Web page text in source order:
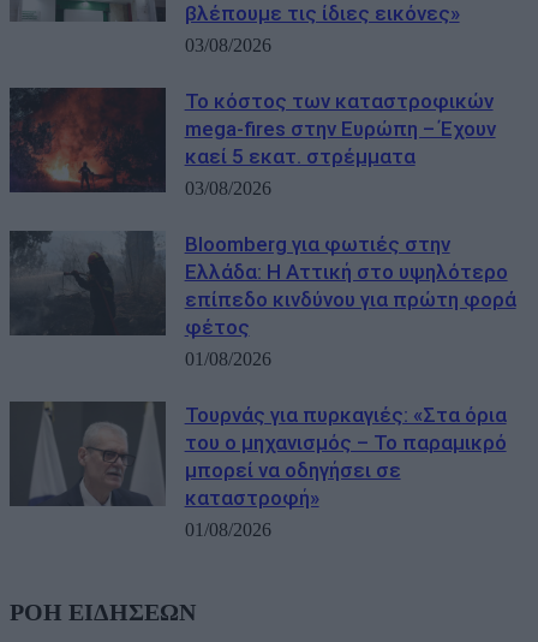
βλέπουμε τις ίδιες εικόνες»
03/08/2026
Το κόστος των καταστροφικών
mega-fires στην Ευρώπη – Έχουν
καεί 5 εκατ. στρέμματα
03/08/2026
Bloomberg για φωτιές στην
Ελλάδα: Η Αττική στο υψηλότερο
επίπεδο κινδύνου για πρώτη φορά
φέτος
01/08/2026
Τουρνάς για πυρκαγιές: «Στα όρια
του ο μηχανισμός – Το παραμικρό
μπορεί να οδηγήσει σε
καταστροφή»
01/08/2026
ΡΟΗ ΕΙΔΗΣΕΩΝ